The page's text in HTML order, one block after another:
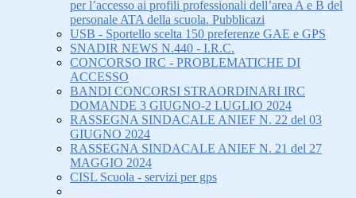
per l’accesso ai profili professionali dell’area A e B del
personale ATA della scuola. Pubblicazi
USB - Sportello scelta 150 preferenze GAE e GPS
SNADIR NEWS N.440 - I.R.C.
CONCORSO IRC - PROBLEMATICHE DI
ACCESSO
BANDI CONCORSI STRAORDINARI IRC
DOMANDE 3 GIUGNO-2 LUGLIO 2024
RASSEGNA SINDACALE ANIEF N. 22 del 03
GIUGNO 2024
RASSEGNA SINDACALE ANIEF N. 21 del 27
MAGGIO 2024
CISL Scuola - servizi per gps